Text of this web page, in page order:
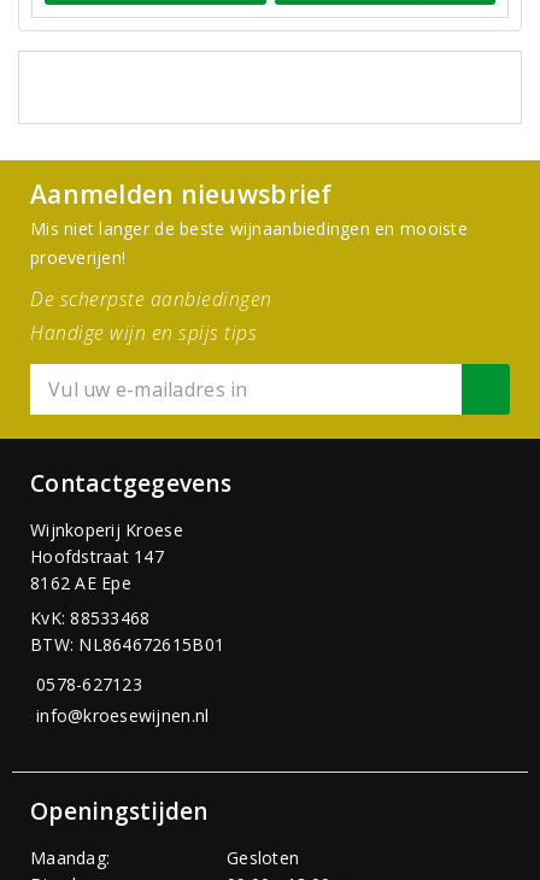
Aanmelden nieuwsbrief
Mis niet langer de beste wijnaanbiedingen en mooiste
proeverijen!
De scherpste aanbiedingen
Handige wijn en spijs tips
Contactgegevens
Wijnkoperij Kroese
Hoofdstraat 147
8162 AE Epe
KvK: 88533468
BTW: NL864672615B01
0578-627123
info@kroesewijnen.nl
Openingstijden
Maandag:
Gesloten